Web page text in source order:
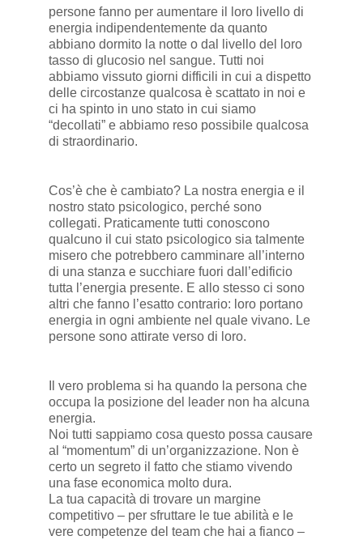
persone fanno per aumentare il loro livello di
energia indipendentemente da quanto
abbiano dormito la notte o dal livello del loro
tasso di glucosio nel sangue. Tutti noi
abbiamo vissuto giorni difficili in cui a dispetto
delle circostanze qualcosa è scattato in noi e
ci ha spinto in uno stato in cui siamo
“decollati” e abbiamo reso possibile qualcosa
di straordinario.
Cos’è che è cambiato? La nostra energia e il
nostro stato psicologico, perché sono
collegati. Praticamente tutti conoscono
qualcuno il cui stato psicologico sia talmente
misero che potrebbero camminare all’interno
di una stanza e succhiare fuori dall’edificio
tutta l’energia presente. E allo stesso ci sono
altri che fanno l’esatto contrario: loro portano
energia in ogni ambiente nel quale vivano. Le
persone sono attirate verso di loro.
Il vero problema si ha quando la persona che
occupa la posizione del leader non ha alcuna
energia.
Noi tutti sappiamo cosa questo possa causare
al “momentum” di un’organizzazione. Non è
certo un segreto il fatto che stiamo vivendo
una fase economica molto dura.
La tua capacità di trovare un margine
competitivo – per sfruttare le tue abilità e le
vere competenze del team che hai a fianco –